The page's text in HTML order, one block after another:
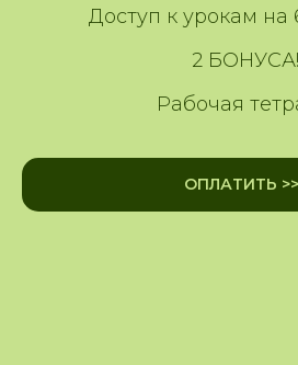
Доступ к урокам на
2 БОНУСА!
Рабочая
ОПЛАТИТЬ